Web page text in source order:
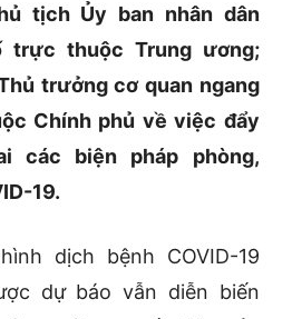
tịch Ủy ban nhân dân
trực thuộc Trung ương;
trưởng cơ quan ngang
Chính phủ về việc đẩy
các biện pháp phòng,
19.
dịch bệnh COVID-19
dự báo vẫn diễn biến